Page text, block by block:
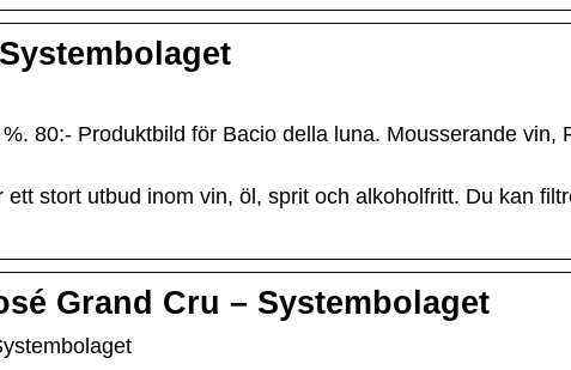
80:- Produktbild för Bacio della luna. Mousserande vin,
stort utbud inom vin, öl, sprit och alkoholfritt. Du kan
Grand Cru – Systembolaget